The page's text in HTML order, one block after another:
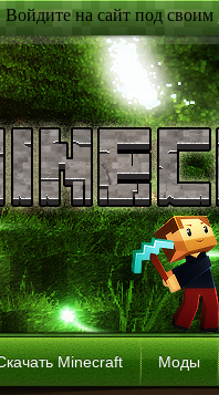
Войдите на сайт под своим
Minecraft Моды